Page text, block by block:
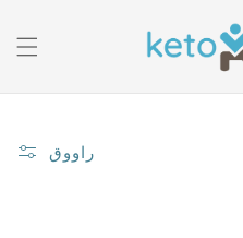
المحتوى
راووق